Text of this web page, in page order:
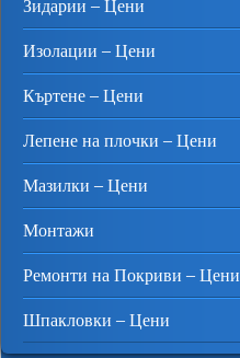
Зидарии – Цени
Изолации – Цени
Къртене – Цени
Лепене на плочки – Цени
Мазилки – Цени
Монтажи
Ремонти на Покриви – Цени
Шпакловки – Цени